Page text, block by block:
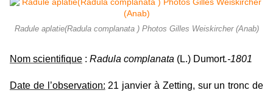
Radule aplatie(Radula complanata ) Photos Gilles Weiskircher (Anab)
Nom scientifique : Radula complanata (L.) Dumort.-1801
Date de l’observation: 21 janvier à Zetting, sur un tronc de